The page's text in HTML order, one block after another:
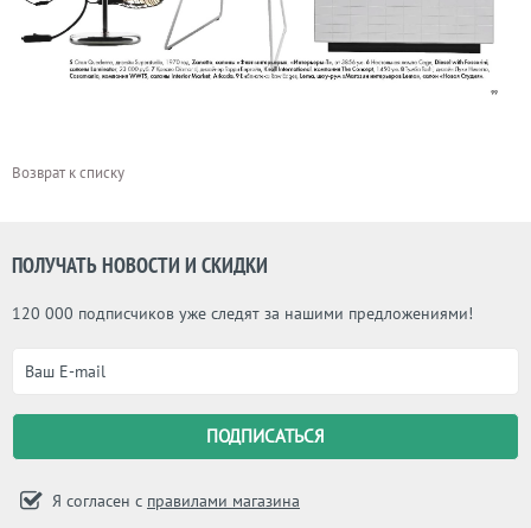
Возврат к списку
ПОЛУЧАТЬ НОВОСТИ И СКИДКИ
120 000 подписчиков уже следят за нашими предложениями!
Я согласен с правилами магазина